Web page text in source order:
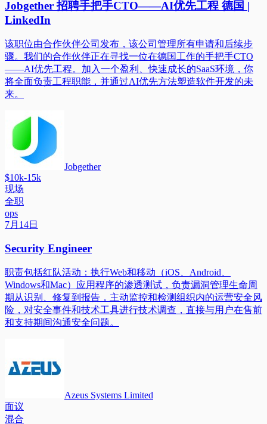
Jobgether 招聘手把手CTO——AI优先工程 德国 |
LinkedIn
该职位由合作伙伴公司发布，该公司管理所有申请和后续步
骤。我们的合作伙伴正在寻找一位在德国工作的手把手CTO
——AI优先工程。加入一个盈利、快速成长的SaaS环境，你
将全面负责工程职能，并通过AI优先方法塑造软件开发的未
来。
Jobgether
$10k-15k
现场
全职
ops
7月14日
Security Engineer
职责包括红队活动：执行Web和移动（iOS、Android、
Windows和Mac）应用程序的渗透测试，负责漏洞管理生命周
期从识别、修复到报告，主动监控和检测组织内的运营安全风
险，对安全事件和技术工具进行技术调查，直接与用户在售前
和支持期间沟通安全问题。
Azeus Systems Limited
面议
混合